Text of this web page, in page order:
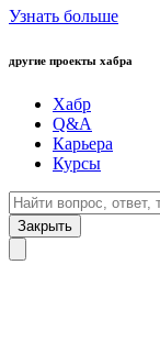
Узнать больше
другие проекты хабра
Хабр
Q&A
Карьера
Курсы
Закрыть